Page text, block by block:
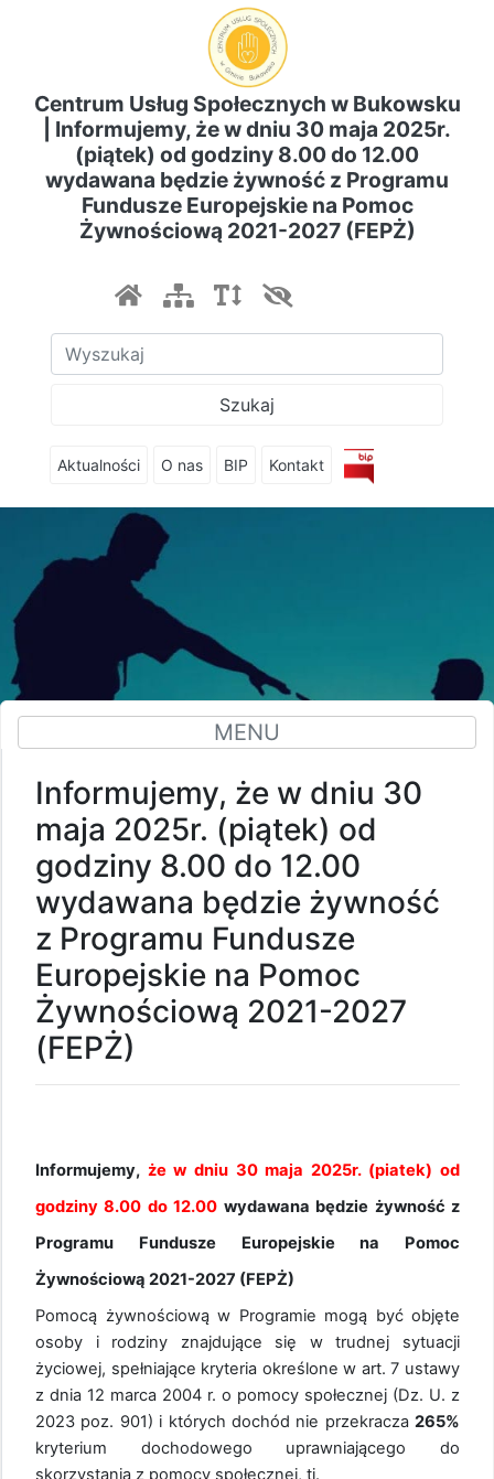
Centrum Usług Społecznych w Bukowsku
| Informujemy, że w dniu 30 maja 2025r.
(piątek) od godziny 8.00 do 12.00
wydawana będzie żywność z Programu
Fundusze Europejskie na Pomoc
Żywnościową 2021-2027 (FEPŻ)
Szukaj
Aktualności O nas BIP Kontakt
MENU
Informujemy, że w dniu 30
maja 2025r. (piątek) od
godziny 8.00 do 12.00
wydawana będzie żywność
z Programu Fundusze
Europejskie na Pomoc
Żywnościową 2021-2027
(FEPŻ)
Informujemy, że w dniu 30 maja 2025r. (piatek) od
godziny 8.00 do 12.00 wydawana będzie żywność z
Programu Fundusze Europejskie na Pomoc
Żywnościową 2021-2027 (FEPŻ)
Pomocą żywnościową w Programie mogą być objęte
osoby i rodziny znajdujące się w trudnej sytuacji
życiowej, spełniające kryteria określone w art. 7 ustawy
z dnia 12 marca 2004 r. o pomocy społecznej (Dz. U. z
2023 poz. 901) i których dochód nie przekracza 265%
kryterium dochodowego uprawniającego do
skorzystania z pomocy społecznej, tj.